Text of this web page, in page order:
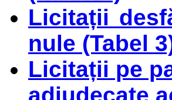
Licitații
nule (Tabel
Licitații pe
adjudecate